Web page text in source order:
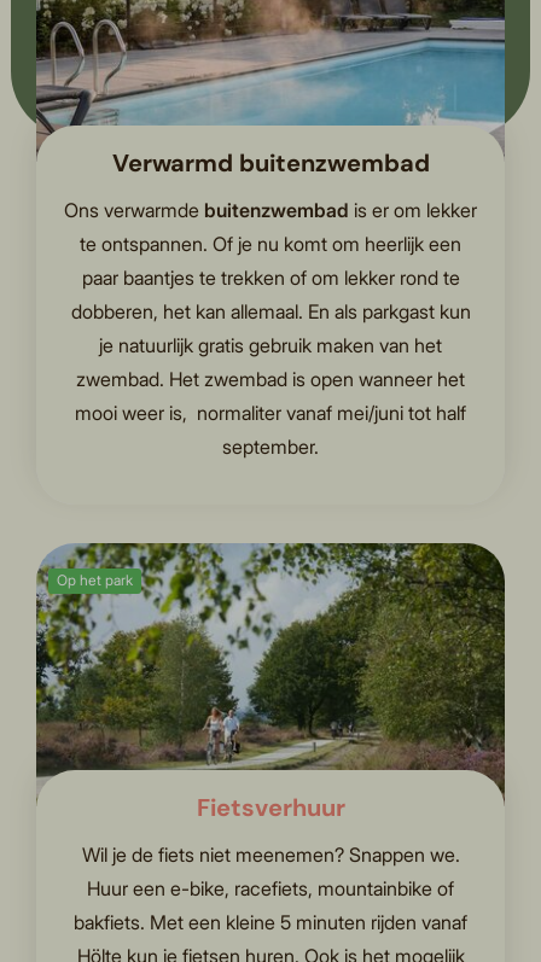
vogeltjes
om je heen
Verwarmd buitenzwembad
Ons verwarmde buitenzwembad is er om lekker
te ontspannen. Of je nu komt om heerlijk een
paar baantjes te trekken of om lekker rond te
dobberen, het kan allemaal. En als parkgast kun
je natuurlijk gratis gebruik maken van het
zwembad. Het zwembad is open wanneer het
mooi weer is, normaliter vanaf mei/juni tot half
september.
Op het park
Fietsverhuur
Wil je de fiets niet meenemen? Snappen we.
Huur een e-bike, racefiets, mountainbike of
bakfiets. Met een kleine 5 minuten rijden vanaf
Hölte kun je fietsen huren. Ook is het mogelijk